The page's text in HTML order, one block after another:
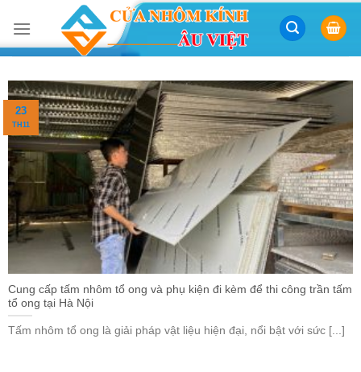
content
Cung cấp tấm nhôm tổ ong và phụ kiện đi kèm để thi công trần tấm
tổ ong tại Hà Nội
Tấm nhôm tổ ong là giải pháp vật liệu hiện đại, nổi bật với sức [...]
23
TH11